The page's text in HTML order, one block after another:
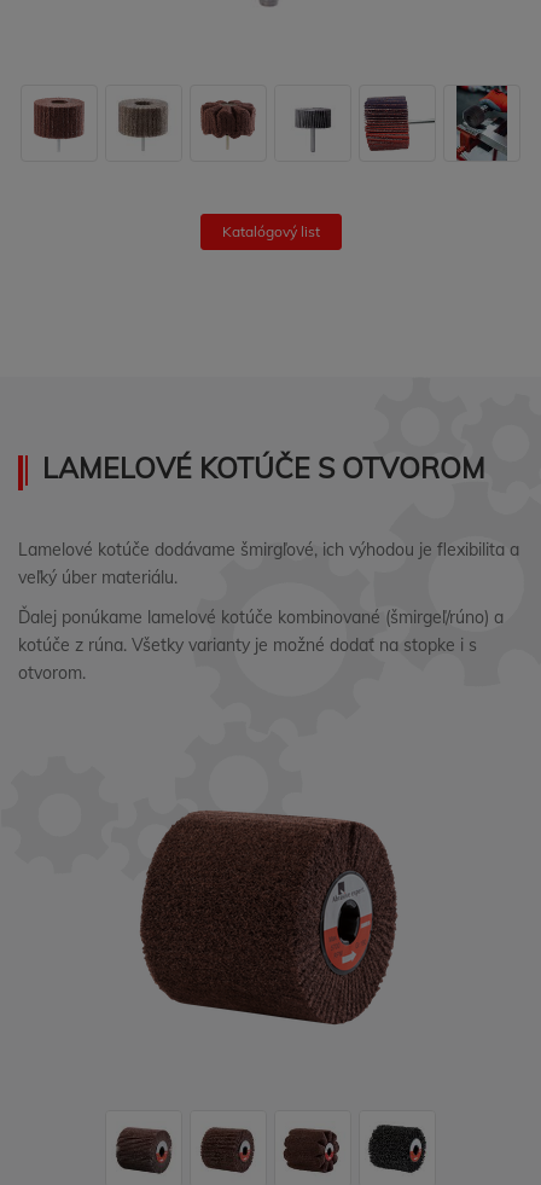
Katalógový list
LAMELOVÉ KOTÚČE S OTVOROM
Lamelové kotúče dodávame šmirgľové, ich výhodou je flexibilita a
veľký úber materiálu.
Ďalej ponúkame lamelové kotúče kombinované (šmirgeľ/rúno) a
kotúče z rúna. Všetky varianty je možné dodať na stopke i s
otvorom.